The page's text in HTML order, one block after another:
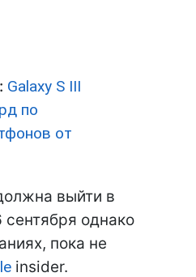
Galaxy S III
по
от
выйти в
сентября однако
пока не
insider.